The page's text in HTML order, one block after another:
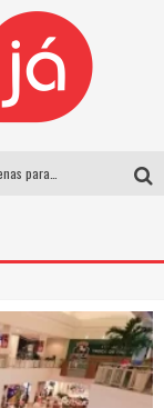
Operação prende dois suspeitos e cumpre mandados contra organização criminosa em Cajazeiras